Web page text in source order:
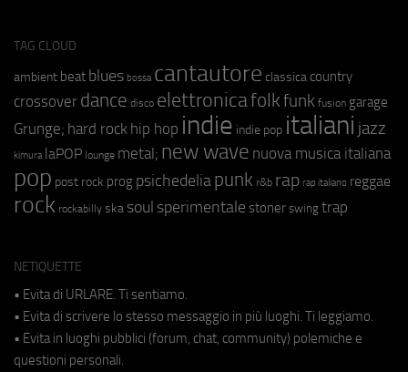
TAG CLOUD
ambient beat blues bossa cantautore classica country
crossover dance disco elettronicafolkfunk fusion garage
Grunge; hard rock hip hop indie indie pop italiani jazz
kimura laPOP lounge metal; new wave nuova musica italiana
pop post rock prog psichedeliapunk r&b rap rap italiano reggae
rock rockabilly ska soul sperimentale stoner swing trap
NETIQUETTE
• Evita di URLARE. Ti sentiamo.
• Evita di scrivere lo stesso messaggio in più luoghi. Ti leggiamo.
• Evita in luoghi pubblici (forum, chat, community) polemiche e
questioni personali.